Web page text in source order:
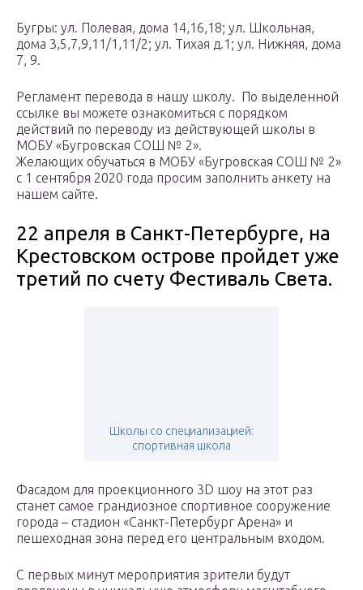
Бугры: ул. Полевая, дома 14,16,18; ул. Школьная,
дома 3,5,7,9,11/1,11/2; ул. Тихая д.1; ул. Нижняя, дома
7, 9.
Регламент перевода в нашу школу. По выделенной
ссылке вы можете ознакомиться с порядком
действий по переводу из действующей школы в
МОБУ «Бугровская СОШ № 2».
Желающих обучаться в МОБУ «Бугровская СОШ № 2»
с 1 сентября 2020 года просим заполнить анкету на
нашем сайте.
22 апреля в Санкт-Петербурге, на
Крестовском острове пройдет уже
третий по счету Фестиваль Света.
Школы со специализацией:
спортивная школа
Фасадом для проекционного 3D шоу на этот раз
станет самое грандиозное спортивное сооружение
города – стадион «Санкт-Петербург Арена» и
пешеходная зона перед его центральным входом.
С первых минут мероприятия зрители будут